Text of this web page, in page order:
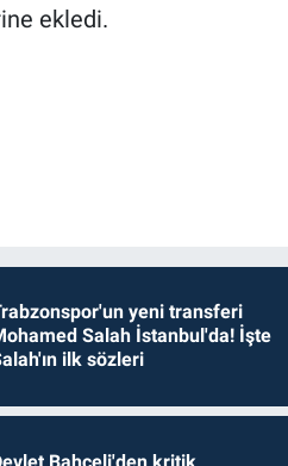
ekledi.
yeni transferi
Salah İstanbul'da! İşte
ilk sözleri